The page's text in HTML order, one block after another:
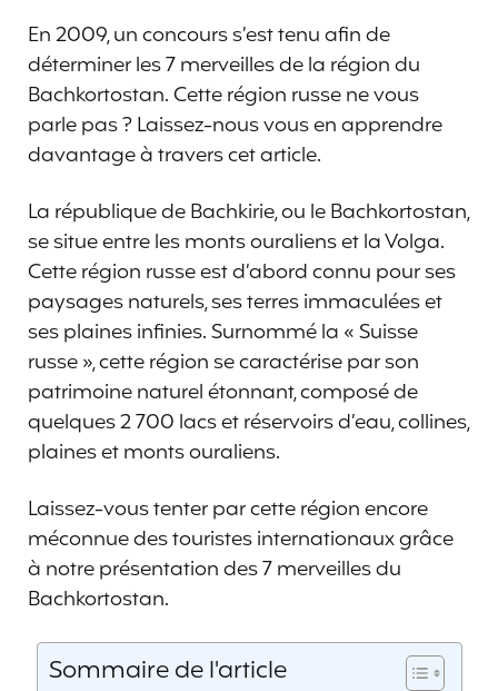
En 2009, un concours s’est tenu afin de
déterminer les 7 merveilles de la région du
Bachkortostan. Cette région russe ne vous
parle pas ? Laissez-nous vous en apprendre
davantage à travers cet article.
La république de Bachkirie, ou le Bachkortostan,
se situe entre les monts ouraliens et la Volga.
Cette région russe est d’abord connu pour ses
paysages naturels, ses terres immaculées et
ses plaines infinies. Surnommé la « Suisse
russe », cette région se caractérise par son
patrimoine naturel étonnant, composé de
quelques 2 700 lacs et réservoirs d’eau, collines,
plaines et monts ouraliens.
Laissez-vous tenter par cette région encore
méconnue des touristes internationaux grâce
à notre présentation des 7 merveilles du
Bachkortostan.
Sommaire de l'article